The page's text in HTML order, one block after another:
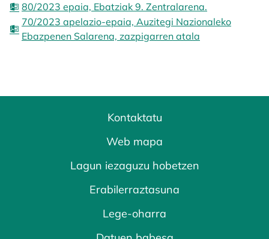
80/2023 epaia, Ebatziak 9. Zentralarena.
70/2023 apelazio-epaia, Auzitegi Nazionaleko
Ebazpenen Salarena, zazpigarren atala
Kontaktatu
Web mapa
Lagun iezaguzu hobetzen
Erabilerraztasuna
Lege-oharra